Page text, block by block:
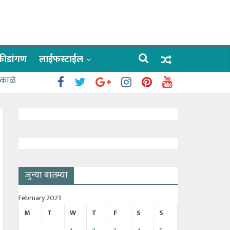
लाईफस्टाईल
काळे
जुन्या बातम्या
February 2023
M
T W T F S
S